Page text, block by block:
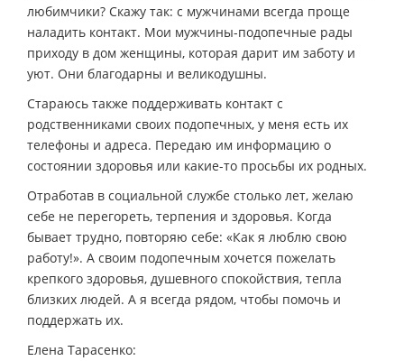
любимчики? Скажу так: с мужчинами всегда проще
наладить контакт. Мои мужчины-подопечные рады
приходу в дом женщины, которая дарит им заботу и
уют. Они благодарны и великодушны.
Стараюсь также поддерживать контакт с
родственниками своих подопечных, у меня есть их
телефоны и адреса. Передаю им информацию о
состоянии здоровья или какие-то просьбы их родных.
Отработав в социальной службе столько лет, желаю
себе не перегореть, терпения и здоровья. Когда
бывает трудно, повторяю себе: «Как я люблю свою
работу!». А своим подопечным хочется пожелать
крепкого здоровья, душевного спокойствия, тепла
близких людей. А я всегда рядом, чтобы помочь и
поддержать их.
Елена Тарасенко: